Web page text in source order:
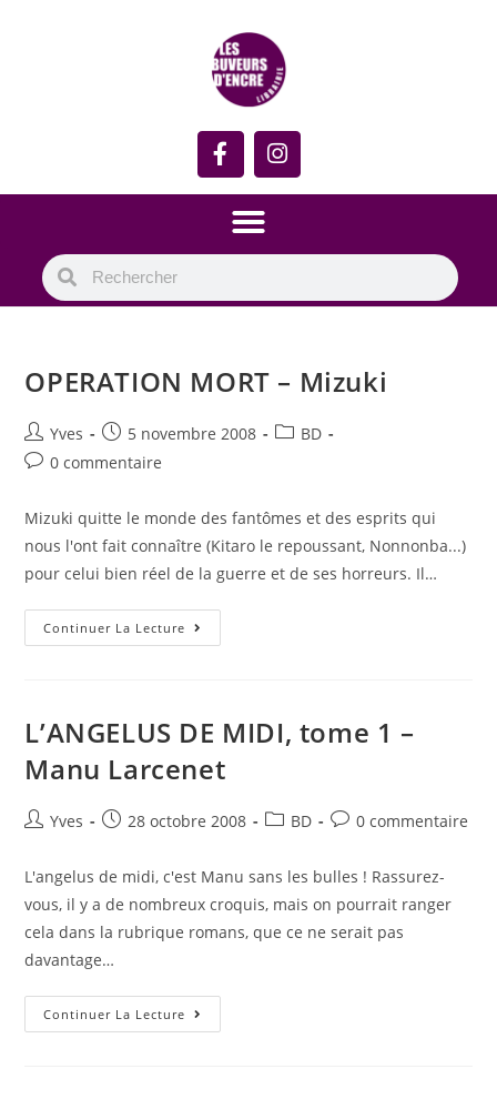
OPERATION MORT – Mizuki
Yves 5 novembre 2008
BD
0 commentaire
Mizuki quitte le monde des fantômes et des esprits qui
nous l'ont fait connaître (Kitaro le repoussant, Nonnonba...)
pour celui bien réel de la guerre et de ses horreurs. Il…
Continuer La Lecture
L’ANGELUS DE MIDI, tome 1 –
Manu Larcenet
Yves 28 octobre 2008 BD 0 commentaire
L'angelus de midi, c'est Manu sans les bulles ! Rassurez-
vous, il y a de nombreux croquis, mais on pourrait ranger
cela dans la rubrique romans, que ce ne serait pas
davantage…
Continuer La Lecture